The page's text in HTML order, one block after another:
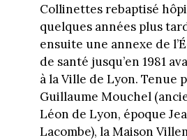
Collinettes rebaptisé
quelques années plus
ensuite une annexe de
de santé jusqu’en 1981
à la Ville de Lyon. Tenue
Guillaume Mouchel
Léon de Lyon, époque
Lacombe), la Maison